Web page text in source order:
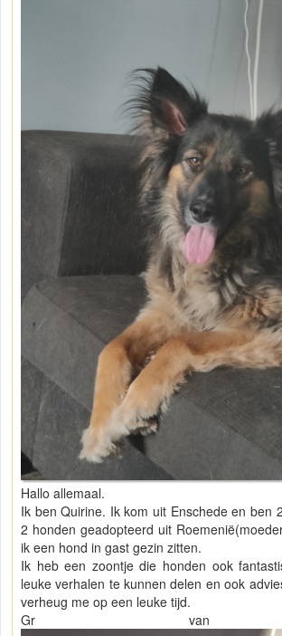
Hallo allemaal.
Ik ben Quirine. Ik kom uit Enschede en ben
2 honden geadopteerd uit
ik een hond in gast gezin zitten.
Ik heb een zoontje die honden ook
leuke verhalen te kunnen delen en ook
verheug me op een leuke tijd.
Gr van